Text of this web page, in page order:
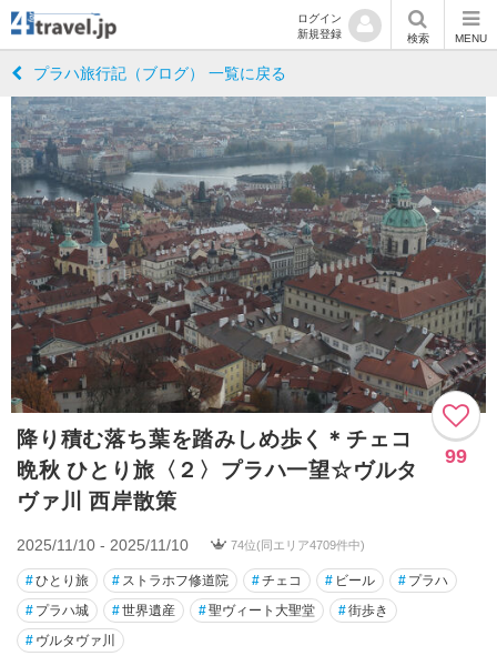
ログイン
新規登録
検索 MENU
プラハ旅行記（ブログ） 一覧に戻る
降り積む落ち葉を踏みしめ歩く＊チェコ
晩秋 ひとり旅〈２〉プラハ一望☆ヴルタ
ヴァ川 西岸散策
99
2025/11/10 - 2025/11/10 74位(同エリア4709件中)
#ひとり旅 # ストラホフ修道院 #チェコ # ビール # プラハ
# プラハ城 #世界遺産 #聖ヴィート大聖堂 #街歩き
# ヴルタヴァ川